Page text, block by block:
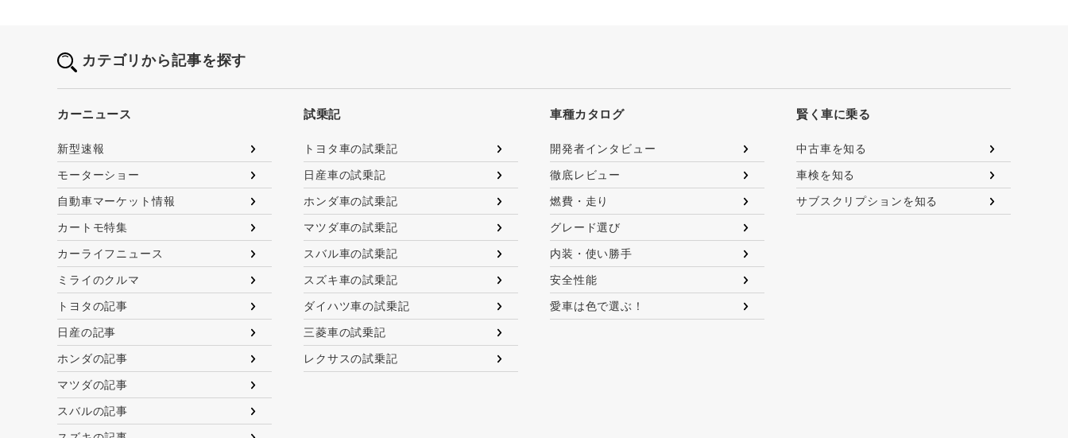
カテゴリから記事を探す
カーニュース
新型速報
モーターショー
自動車マーケット情報
カートモ特集
カーライフニュース
ミライのクルマ
トヨタの記事
日産の記事
ホンダの記事
マツダの記事
スバルの記事
試乗記
トヨタ車の試乗記
日産車の試乗記
ホンダ車の試乗記
マツダ車の試乗記
スバル車の試乗記
スズキ車の試乗記
ダイハツ車の試乗記
三菱車の試乗記
レクサスの試乗記
車種カタログ
開発者インタビュー
徹底レビュー
燃費・走り
グレード選び
内装・使い勝手
安全性能
愛車は色で選ぶ！
賢く車に乗る
中古車を知る
車検を知る
サブスクリプションを知る